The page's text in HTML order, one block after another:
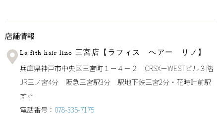
店舗情報
La fith hair lino 三宮店【ラフィス ヘアー リノ】
兵庫県神戸市中央区三宮町１－４－２ CRSX－WESTビル３階
JR三ノ宮4分 阪急三宮駅3分 駅地下鉄三宮2分・花時計前駅
すぐ
電話番号： 078-335-7175